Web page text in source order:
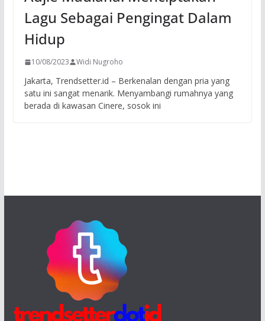
Lagu Sebagai Pengingat Dalam
Hidup
10/08/2023 Widi Nugroho
Jakarta, Trendsetter.id – Berkenalan dengan pria yang
satu ini sangat menarik. Menyambangi rumahnya yang
berada di kawasan Cinere, sosok ini